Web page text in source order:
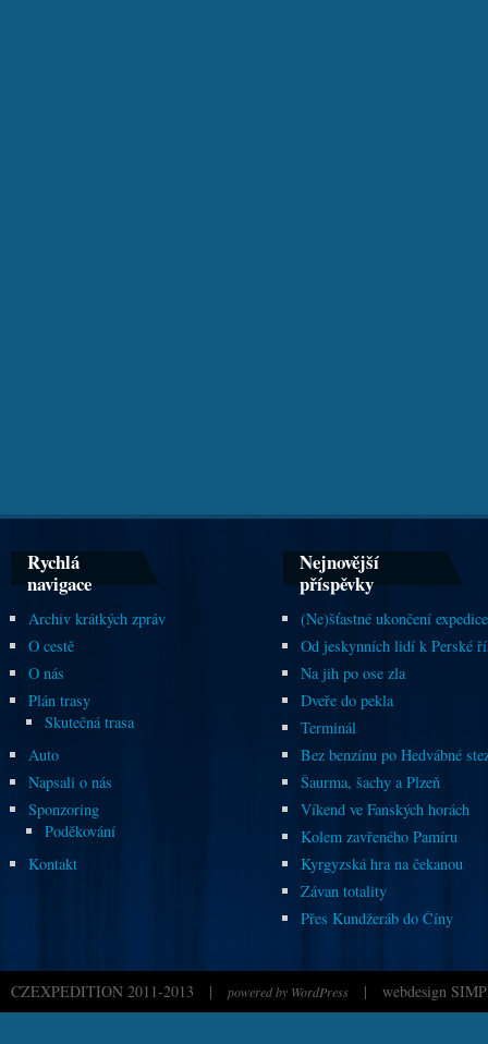
Rychlá
navigace
Archiv krátkých zpráv
O cestě
O nás
Plán trasy
Skutečná trasa
Auto
Napsali o nás
Sponzoring
Poděkování
Kontakt
Nejnovější
příspěvky
(Ne)šťastné ukončení expedice
Od jeskynních lidí k Perské
Na jih po ose zla
Dveře do pekla
Terminál
Bez benzínu po Hedvábné
Šaurma, šachy a Plzeň
Víkend ve Fanských horách
Kolem zavřeného Pamíru
Kyrgyzská hra na čekanou
Závan totality
Přes Kundžeráb do Číny
CZEXPEDITION 2011-2013 | powered by WordPress | webdesign